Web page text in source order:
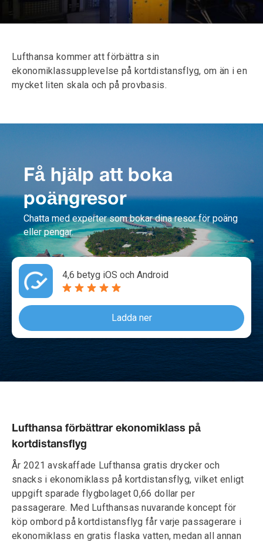
Lufthansa kommer att förbättra sin
ekonomiklassupplevelse på kortdistansflyg, om än i en
mycket liten skala och på provbasis.
Få hjälp att boka
poängresor
Chatta med experter som bokar dina resor för poäng
eller pengar.
4,6 betyg iOS och Android
Ladda ner
Lufthansa förbättrar ekonomiklass på
kortdistansflyg
År 2021 avskaffade Lufthansa gratis drycker och
snacks i ekonomiklass på kortdistansflyg, vilket enligt
uppgift sparade flygbolaget 0,66 dollar per
passagerare. Med Lufthansas nuvarande koncept för
köp ombord på kortdistansflyg får varje passagerare i
ekonomiklass en gratis flaska vatten, medan all annan